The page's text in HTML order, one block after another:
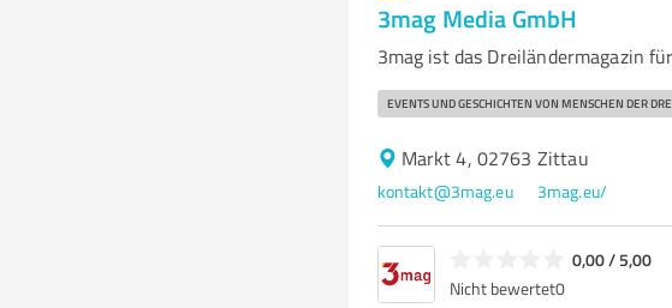
3mag Media GmbH
3mag ist das Dreiländermagazin
EVENTS UND GESCHICHTEN VON MENSCHEN DER
Markt 4, 02763 Zittau
kontakt@3mag.eu 3mag.eu/
0,00 / 5,00
Nicht bewertet0